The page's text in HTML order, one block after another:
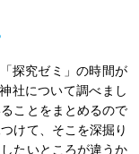
探究ゼミ」の時間が
社について調べまし
ことをまとめるので
けて、そこを深掘り
たいところが違うか